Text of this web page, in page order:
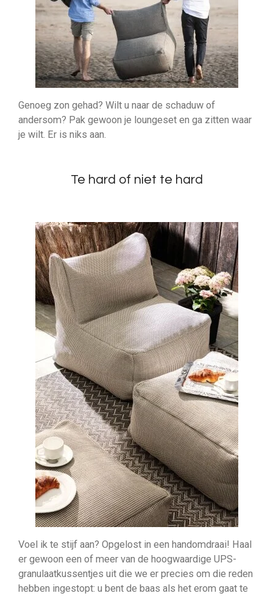
Genoeg zon gehad? Wilt u naar de schaduw of
andersom? Pak gewoon je loungeset en ga zitten waar
je wilt. Er is niks aan.
Te hard of niet te hard
Voel ik te stijf aan? Opgelost in een handomdraai! Haal
er gewoon een of meer van de hoogwaardige UPS-
granulaatkussentjes uit die we er precies om die reden
hebben ingestopt: u bent de baas als het erom gaat te